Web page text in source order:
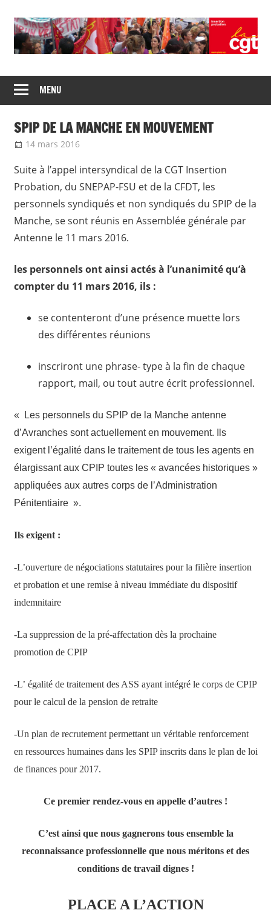
content
CGT
insertion
probation
de
syndicats
CGT
insertion
probation
MENU
SPIP DE LA MANCHE EN MOUVEMENT
14 mars 2016
Suite à l’appel intersyndical de la CGT Insertion
Probation, du SNEPAP-FSU et de la CFDT, les
personnels syndiqués et non syndiqués du SPIP de la
Manche, se sont réunis en Assemblée générale par
Antenne le 11 mars 2016.
les personnels ont ainsi actés à l’unanimité qu’à
compter du 11 mars 2016, ils :
se contenteront d’une présence muette lors
des différentes réunions
inscriront une phrase- type à la fin de chaque
rapport, mail, ou tout autre écrit professionnel.
« Les personnels du SPIP de la Manche antenne
d’Avranches sont actuellement en mouvement. Ils
exigent l’égalité dans le traitement de tous les agents en
élargissant aux CPIP toutes les « avancées historiques »
appliquées aux autres corps de l’Administration
Pénitentiaire ».
Ils exigent :
-L’ouverture de négociations statutaires pour la filière insertion
et probation et une remise à niveau immédiate du dispositif
indemnitaire
-La suppression de la pré-affectation dès la prochaine
promotion de CPIP
-L’ égalité de traitement des ASS ayant intégré le corps de CPIP
pour le calcul de la pension de retraite
-Un plan de recrutement permettant un véritable renforcement
en ressources humaines dans les SPIP inscrits dans le plan de loi
de finances pour 2017.
Ce premier rendez-vous en appelle d’autres !
C’est ainsi que nous gagnerons tous ensemble la
reconnaissance professionnelle que nous méritons et des
conditions de travail dignes !
PLACE A L’ACTION